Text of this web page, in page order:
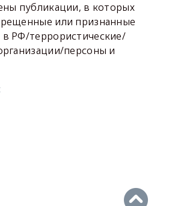
публикации, в которых
или признанные
РФ/террористические/
персоны и